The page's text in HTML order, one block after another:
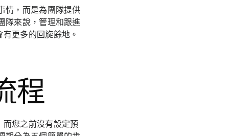
情，而是為團隊提供
隊來說，管理和跟進
更多的回旋餘地。
程
您之前沒有設定預